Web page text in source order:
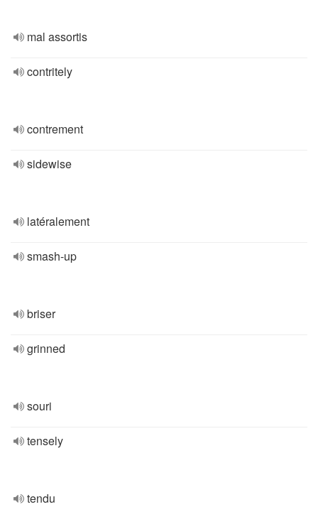
mal assortis
contritely
contrement
sidewise
latéralement
smash-up
briser
grinned
souri
tensely
tendu